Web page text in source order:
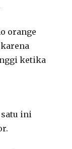
orange
ketika
ini